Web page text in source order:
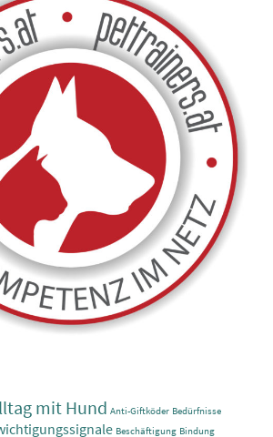
mit Hund Anti-Giftköder Bedürfnisse
Beschäftigung Bindung